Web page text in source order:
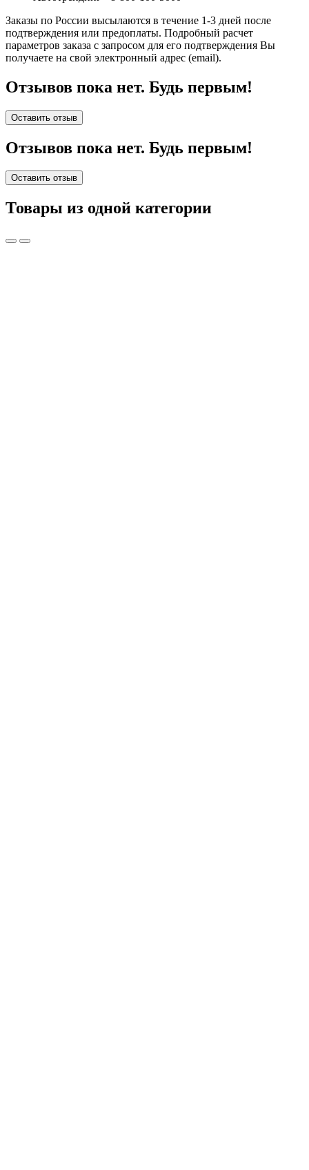
Заказы по России высылаются в течение 1-3 дней после
подтверждения или предоплаты. Подробный расчет
параметров заказа с запросом для его подтверждения Вы
получаете на свой электронный адрес (email).
Отзывов пока нет. Будь первым!
Оставить отзыв
Отзывов пока нет. Будь первым!
Оставить отзыв
Товары из одной категории